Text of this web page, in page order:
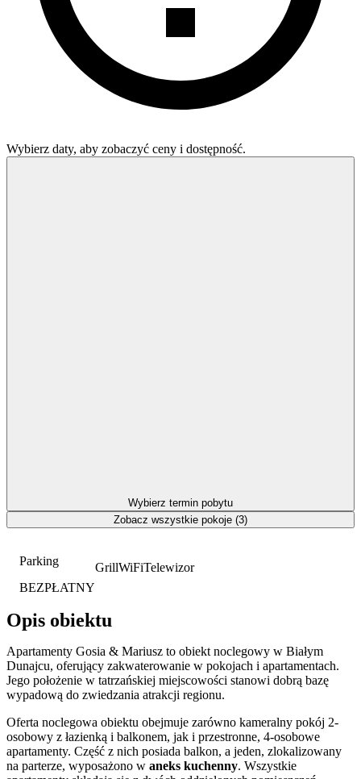
Parking
BEZPŁATNY
GrillWiFiTelewizor
Opis obiektu
Apartamenty Gosia & Mariusz to obiekt noclegowy w Białym
Dunajcu, oferujący zakwaterowanie w pokojach i apartamentach.
Jego położenie w tatrzańskiej miejscowości stanowi dobrą bazę
wypadową do zwiedzania atrakcji regionu.
Oferta noclegowa obiektu obejmuje zarówno kameralny pokój 2-
osobowy z łazienką i balkonem, jak i przestronne, 4-osobowe
apartamenty. Część z nich posiada balkon, a jeden, zlokalizowany
na parterze, wyposażono w aneks kuchenny. Wszystkie
Wybierz daty, aby zobaczyć ceny i dostępność.
Wybierz termin pobytu
Zobacz wszystkie pokoje (3)